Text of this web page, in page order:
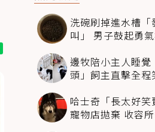
洗碗刷掉進水槽
叫」 男子鼓起勇
邊牧陪小主人睡覺
頭」飼主直擊全程
哈士奇「長太好笑
寵物店拋棄 收容